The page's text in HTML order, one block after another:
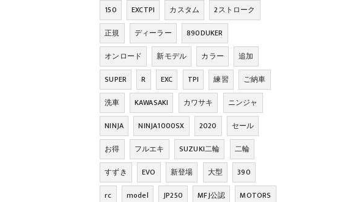
150 EXCTPI カスタム
2ストローク
正規
ディーラー
890DUKER
オンロード
新モデル カラー
追加
SUPER
R EXC TPI 練習
ご納車
洗車
KAWASAKI カワサキ
ニンジャ
NINJA
NINJA1000SX 2020
セール
お得
フルエキ SUZUKI二輪
二輪
すずき
EVO 新登場 大型
390
rc
model JP250 MFJ公認
MOTORS